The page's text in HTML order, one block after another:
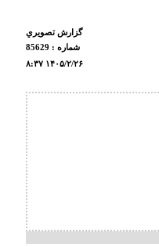
گزارش تصويري
شماره : 85629
۸:۳۷ ۱۴۰۵/۲/۲۶